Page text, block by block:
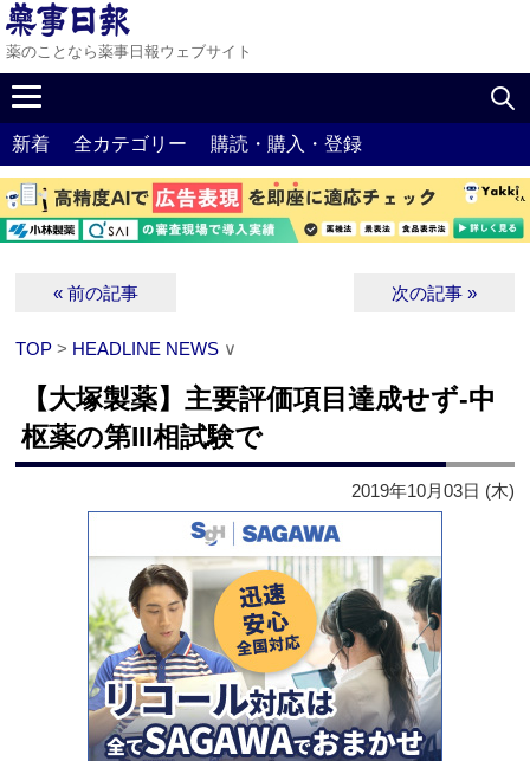
薬のことなら薬事日報ウェブサイト
新着 全カテゴリー 購読・購入・登録
« 前の記事 次の記事 »
TOP > HEADLINE NEWS ∨
【大塚製薬】主要評価項目達成せず‐中
枢薬の第III相試験で
2019年10月03日 (木)